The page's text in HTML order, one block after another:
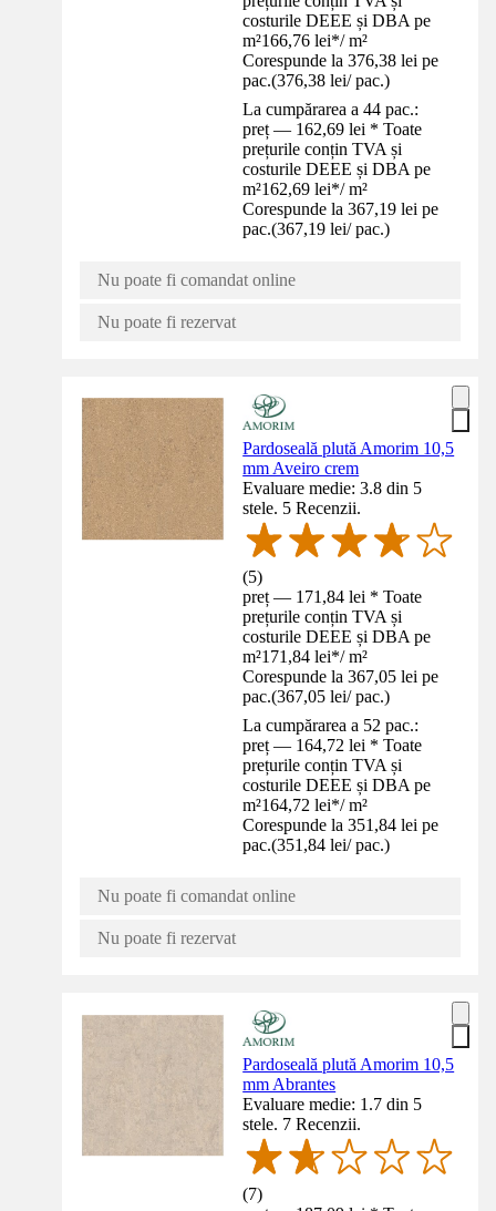
costurile DEEE și DBA pe
m²166,76 lei*/ m²
Corespunde la 376,38 lei pe
pac.(376,38 lei/ pac.)
La cumpărarea a 44 pac.:
preț — 162,69 lei * Toate
prețurile conțin TVA și
costurile DEEE și DBA pe
m²162,69 lei*/ m²
Corespunde la 367,19 lei pe
pac.(367,19 lei/ pac.)
Nu poate fi comandat online
Nu poate fi rezervat
Pardoseală plută Amorim 10,5
mm Aveiro crem
Evaluare medie: 3.8 din 5
stele. 5 Recenzii.
(5)
preț — 171,84 lei * Toate
prețurile conțin TVA și
costurile DEEE și DBA pe
m²171,84 lei*/ m²
Corespunde la 367,05 lei pe
pac.(367,05 lei/ pac.)
La cumpărarea a 52 pac.:
preț — 164,72 lei * Toate
prețurile conțin TVA și
costurile DEEE și DBA pe
m²164,72 lei*/ m²
Corespunde la 351,84 lei pe
pac.(351,84 lei/ pac.)
Nu poate fi comandat online
Nu poate fi rezervat
Pardoseală plută Amorim 10,5
mm Abrantes
Evaluare medie: 1.7 din 5
stele. 7 Recenzii.
(7)